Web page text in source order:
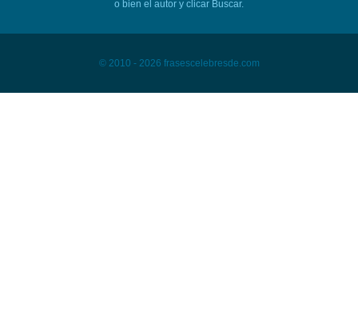
o bien el autor y clicar Buscar.
© 2010 - 2026 frasescelebresde.com